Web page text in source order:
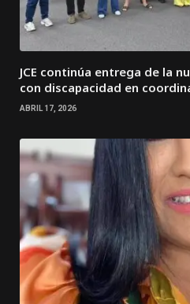
JCE continúa entrega de la
con discapacidad en
ABRIL 17, 2026